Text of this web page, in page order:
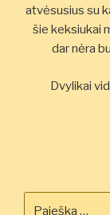
atvėsusius su
šie keksiukai
dar nėra
Dvylikai